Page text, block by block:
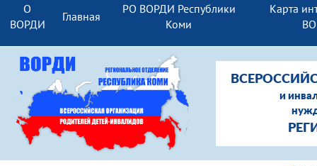
О
ВОРДИ
Главная
РО ВОРДИ Республики
Коми
Карта
и